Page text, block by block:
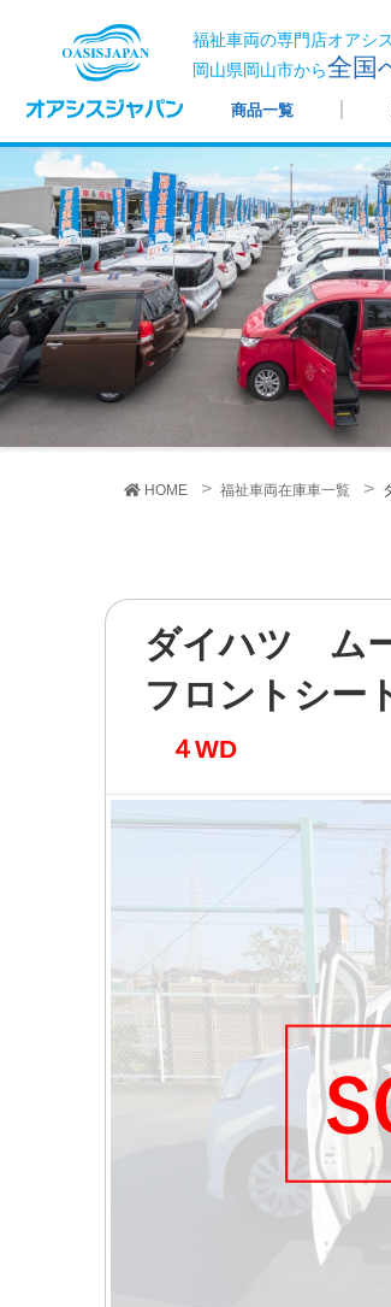
福祉車両の専門店オアシ
岡山県岡山市から全国
商品一覧
HOME 福祉車両在庫車一覧
ダイハツ
フロントシー
４WD